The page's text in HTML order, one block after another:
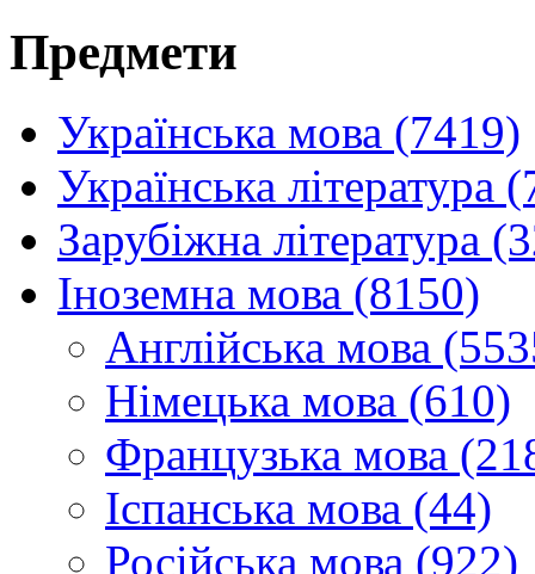
Предмети
Українська мова (7419)
Українська література
Зарубіжна література
Іноземна мова (8150)
Англійська мова
Німецька мова (610)
Французька мова
Іспанська мова (44)
Російська мова (922)